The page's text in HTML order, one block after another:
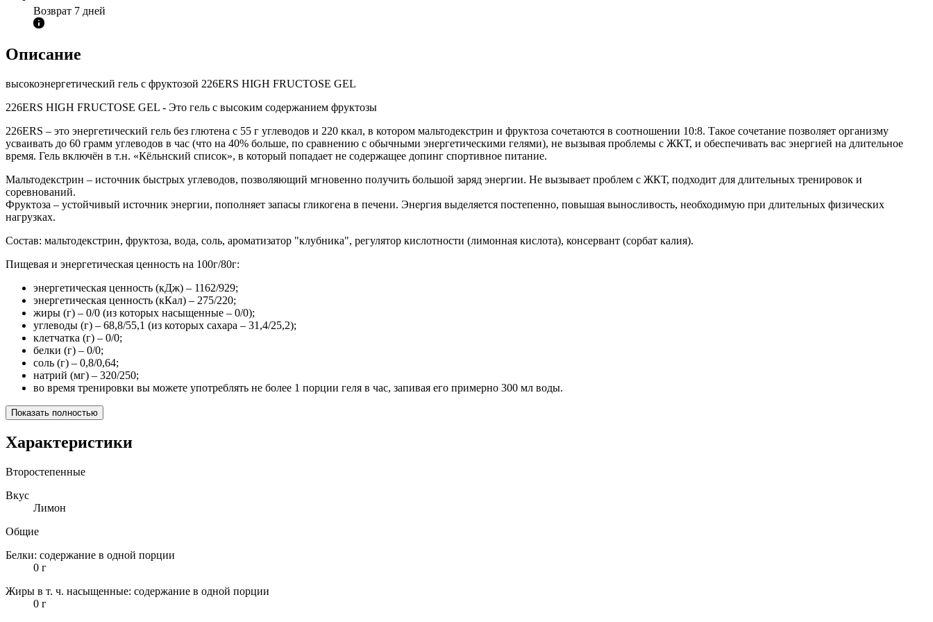
Возврат 7 дней
Описание
высокоэнергетический гель с фруктозой 226ERS HIGH FRUCTOSE GEL
226ERS HIGH FRUCTOSE GEL - Это гель с высоким содержанием фруктозы
226ERS – это энергетический гель без глютена с 55 г углеводов и 220 ккал, в котором мальтодекстрин и фруктоза сочетаются в соотношении 10:8. Такое сочетание позволяет организму
усваивать до 60 грамм углеводов в час (что на 40% больше, по сравнению с обычными энергетическими гелями), не вызывая проблемы с ЖКТ, и обеспечивать вас энергией на длительное
время. Гель включён в т.н. «Кёльнский список», в который попадает не содержащее допинг спортивное питание.
Мальтодекстрин – источник быстрых углеводов, позволяющий мгновенно получить большой заряд энергии. Не вызывает проблем с ЖКТ, подходит для длительных тренировок и
соревнований.
Фруктоза – устойчивый источник энергии, пополняет запасы гликогена в печени. Энергия выделяется постепенно, повышая выносливость, необходимую при длительных физических
нагрузках.
Состав: мальтодекстрин, фруктоза, вода, соль, ароматизатор "клубника", регулятор кислотности (лимонная кислота), консервант (сорбат калия).
Пищевая и энергетическая ценность на 100г/80г:
энергетическая ценность (кДж) – 1162/929;
энергетическая ценность (кКал) – 275/220;
жиры (г) – 0/0 (из которых насыщенные – 0/0);
углеводы (г) – 68,8/55,1 (из которых сахара – 31,4/25,2);
клетчатка (г) – 0/0;
белки (г) – 0/0;
соль (г) – 0,8/0,64;
натрий (мг) – 320/250;
во время тренировки вы можете употреблять не более 1 порции геля в час, запивая его примерно 300 мл воды.
Показать полностью
Характеристики
Второстепенные
Вкус
Лимон
Общие
Белки: содержание в одной порции
0 г
Жиры в т. ч. насыщенные: содержание в одной порции
0 г